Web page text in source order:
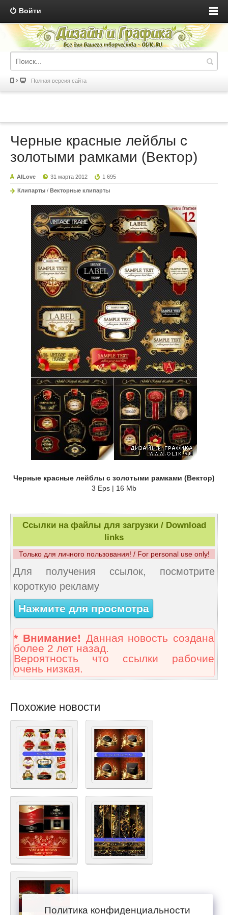
Войти
Полная версия сайта
Черные красные лейблы с
золотыми рамками (Вектор)
AILove 31 марта 2012 1 695
Клипарты / Векторные клипарты
Черные красные лейблы с золотыми рамками (Вектор)
3 Eps | 16 Mb
Ссылки на файлы для загрузки / Download
links
Только для личного пользования! / For personal use only!
Для получения ссылок, посмотрите
короткую рекламу
Нажмите для просмотра
* Внимание! Данная новость создана
более 2 лет назад.
Вероятность что ссылки рабочие
очень низкая.
Похожие новости
Политика конфиденциальности